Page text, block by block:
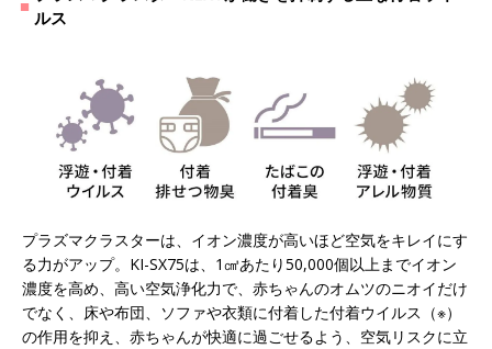
ルス
プラズマクラスターは、イオン濃度が高いほど空気をキレイにす
る力がアップ。KI-SX75は、1㎤あたり50,000個以上までイオン
濃度を高め、高い空気浄化力で、赤ちゃんのオムツのニオイだけ
でなく、床や布団、ソファや衣類に付着した付着ウイルス（※）
の作用を抑え、赤ちゃんが快適に過ごせるよう、空気リスクに立